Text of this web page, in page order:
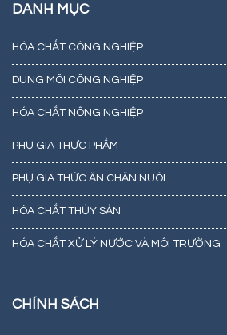
DANH MỤC
HÓA CHẤT CÔNG NGHIỆP
DUNG MÔI CÔNG NGHIỆP
HÓA CHẤT NÔNG NGHIỆP
PHỤ GIA THỰC PHẨM
PHỤ GIA THỨC ĂN CHĂN NUÔI
HÓA CHẤT THỦY SẢN
HÓA CHẤT XỬ LÝ NƯỚC VÀ MÔI TRƯỜNG
CHÍNH SÁCH